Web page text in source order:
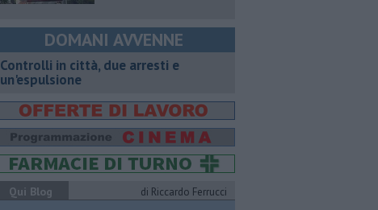
DOMANI AVVENNE
Controlli in città, due arresti e
un'espulsione
Qui Blog
di Riccardo Ferrucci